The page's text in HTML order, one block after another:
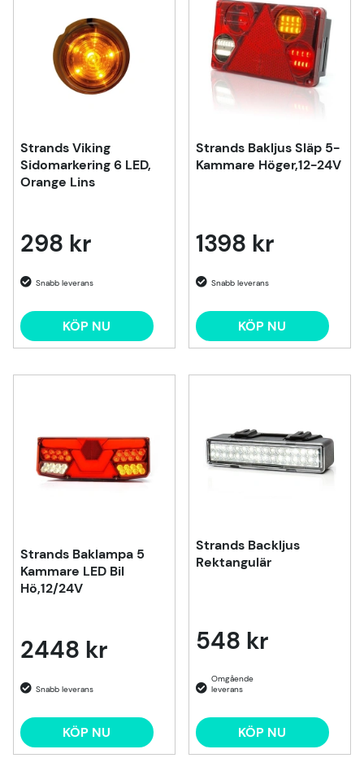
Strands Viking
Sidomarkering 6 LED,
Orange Lins
298 kr
KÖP NU
Strands Bakljus Släp 5-
Kammare Höger,12-24V
1398 kr
KÖP NU
Strands Baklampa 5
Kammare LED Bil
Hö,12/24V
2448 kr
KÖP NU
Strands Backljus
Rektangulär
548 kr
KÖP NU